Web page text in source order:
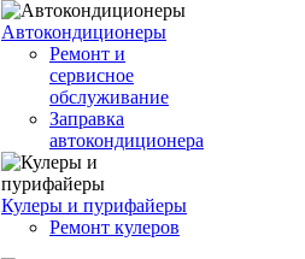
Автокондиционеры
Ремонт и
сервисное
обслуживание
Заправка
автокондиционера
Кулеры и пурифайеры
Ремонт кулеров